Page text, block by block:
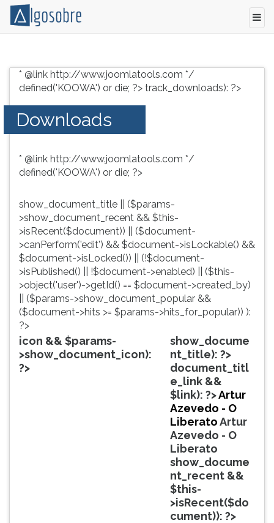
grátis
vestibular,
enem
concursos.
resumos
livros,
biografias,
profissões,
simulados
comentados.
Acessibilidade
leitor
TAB
depois
F
para
ouvir
conteúdo
principal
pular
essa
leitura
pressione
depois
pausar
* @link http://www.joomlatools.com */
defined('KOOWA') or die; ?> track_downloads): ?>
Downloads
* @link http://www.joomlatools.com */
defined('KOOWA') or die; ?>
show_document_title || ($params-
>show_document_recent && $this-
>isRecent($document)) || ($document-
>canPerform('edit') && $document->isLockable() &&
$document->isLocked()) || (!$document-
>isPublished() || !$document->enabled) || ($this-
>object('user')->getId() == $document->created_by)
|| ($params->show_document_popular &&
($document->hits >= $params->hits_for_popular)) ):
?>
icon && $params-
>show_document_icon):
?>
show_docume
nt_title): ?>
document_titl
e_link &&
$link): ?>Artur
Azevedo - O
LiberatoArtur
Azevedo - O
Liberato
show_docume
nt_recent &&
$this-
>isRecent($do
cument)): ?>